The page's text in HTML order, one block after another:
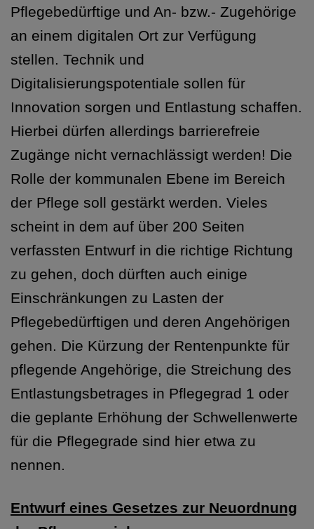
Pflegebedürftige und An- bzw.- Zugehörige
an einem digitalen Ort zur Verfügung
stellen. Technik und
Digitalisierungspotentiale sollen für
Innovation sorgen und Entlastung schaffen.
Hierbei dürfen allerdings barrierefreie
Zugänge nicht vernachlässigt werden! Die
Rolle der kommunalen Ebene im Bereich
der Pflege soll gestärkt werden. Vieles
scheint in dem auf über 200 Seiten
verfassten Entwurf in die richtige Richtung
zu gehen, doch dürften auch einige
Einschränkungen zu Lasten der
Pflegebedürftigen und deren Angehörigen
gehen. Die Kürzung der Rentenpunkte für
pflegende Angehörige, die Streichung des
Entlastungsbetrages in Pflegegrad 1 oder
die geplante Erhöhung der Schwellenwerte
für die Pflegegrade sind hier etwa zu
nennen.
Entwurf eines Gesetzes zur Neuordnung